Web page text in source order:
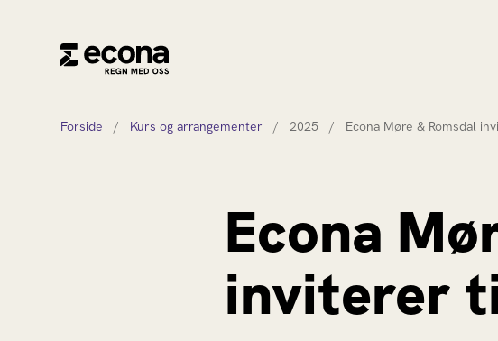
Forside / Kurs og arrangementer / 2025 / Econa Møre & Romsdal
Econa
inviterer